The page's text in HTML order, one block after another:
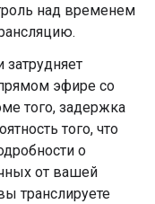
над временем
эфире со
того, задержка
того, что
о
от вашей
транслируете